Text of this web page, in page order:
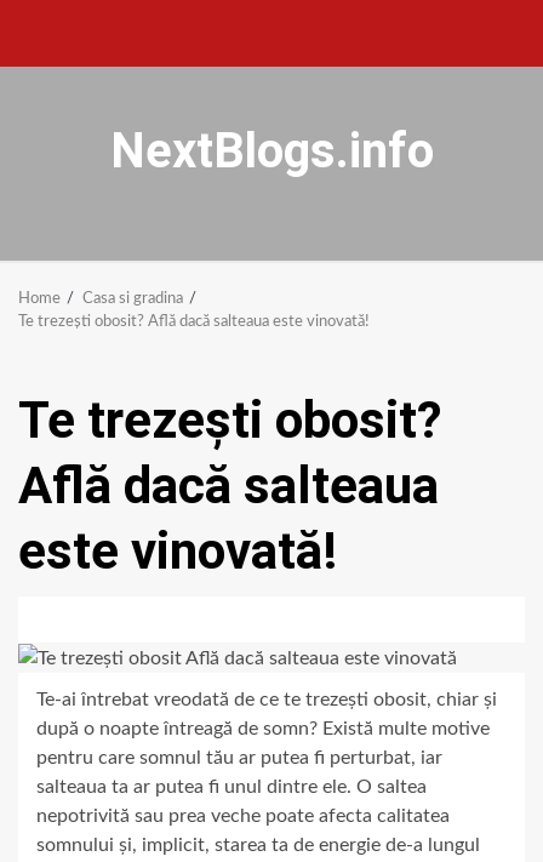
NextBlogs.info
Home
Casa si gradina
Te trezești obosit? Află dacă salteaua este vinovată!
Te trezești obosit?
Află dacă salteaua
este vinovată!
Te-ai întrebat vreodată de ce te trezești obosit, chiar și
după o noapte întreagă de somn? Există multe motive
pentru care somnul tău ar putea fi perturbat, iar
salteaua ta ar putea fi unul dintre ele. O saltea
nepotrivită sau prea veche poate afecta calitatea
somnului și, implicit, starea ta de energie de-a lungul